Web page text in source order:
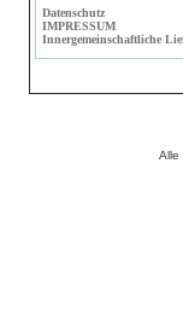
Datenschutz
IMPRESSUM
Innergemeinschaftliche
Alle